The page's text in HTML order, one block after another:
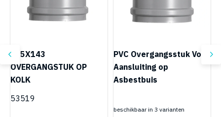
125X143
OVERGANGSTUK OP
KOLK
53519
PVC Overgangsstuk Voor
Aansluiting op
Asbestbuis
beschikbaar in 3 varianten